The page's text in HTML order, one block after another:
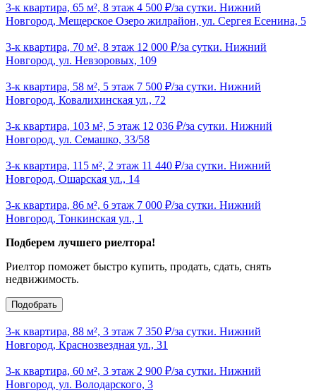
3-к квартира, 65 м², 8 этаж 4 500 ₽/за сутки. Нижний
Новгород, Мещерское Озеро жилрайон, ул. Сергея Есенина, 5
3-к квартира, 70 м², 8 этаж 12 000 ₽/за сутки. Нижний
Новгород, ул. Невзоровых, 109
3-к квартира, 58 м², 5 этаж 7 500 ₽/за сутки. Нижний
Новгород, Ковалихинская ул., 72
3-к квартира, 103 м², 5 этаж 12 036 ₽/за сутки. Нижний
Новгород, ул. Семашко, 33/58
3-к квартира, 115 м², 2 этаж 11 440 ₽/за сутки. Нижний
Новгород, Ошарская ул., 14
3-к квартира, 86 м², 6 этаж 7 000 ₽/за сутки. Нижний
Новгород, Тонкинская ул., 1
Подберем лучшего риелтора!
Риелтор поможет быстро купить, продать, сдать, снять
недвижимость.
Подобрать
3-к квартира, 88 м², 3 этаж 7 350 ₽/за сутки. Нижний
Новгород, Краснозвездная ул., 31
3-к квартира, 60 м², 3 этаж 2 900 ₽/за сутки. Нижний
Новгород, ул. Володарского, 3